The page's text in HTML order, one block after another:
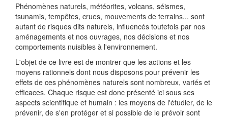
Phénomènes naturels, météorites, volcans, séismes,
tsunamis, tempêtes, crues, mouvements de terrains... sont
autant de risques dits naturels, influencés toutefois par nos
aménagements et nos ouvrages, nos décisions et nos
comportements nuisibles à l'environnement.
L'objet de ce livre est de montrer que les actions et les
moyens rationnels dont nous disposons pour prévenir les
effets de ces phénomènes naturels sont nombreux, variés et
efficaces. Chaque risque est donc présenté ici sous ses
aspects scientifique et humain : les moyens de l'étudier, de le
prévenir, de s'en protéger et si possible de le prévoir sont